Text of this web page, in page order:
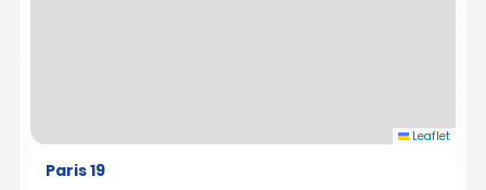
Leaflet
Paris 19